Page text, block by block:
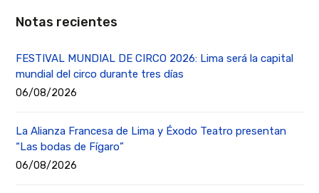
Notas recientes
FESTIVAL MUNDIAL DE CIRCO 2026: Lima será la capital
mundial del circo durante tres días
06/08/2026
La Alianza Francesa de Lima y Éxodo Teatro presentan
“Las bodas de Fígaro”
06/08/2026